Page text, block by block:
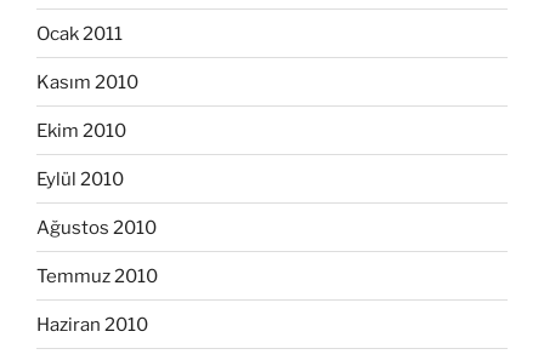
Ocak 2011
Kasım 2010
Ekim 2010
Eylül 2010
Ağustos 2010
Temmuz 2010
Haziran 2010